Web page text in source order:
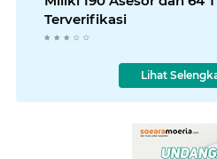
Terverifikasi
Lihat